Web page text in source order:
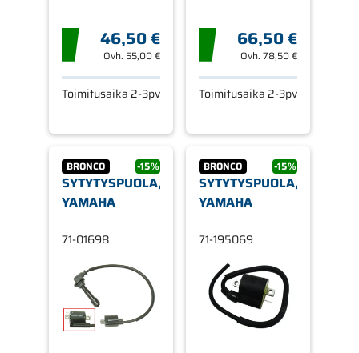
46,50 €
Ovh. 55,00 €
Toimitusaika 2-3pv
66,50 €
Ovh.78,50 €
Toimitusaika 2-3pv
BRONCO -15%
SYTYTYSPUOLA,
YAMAHA
71-01698
BRONCO -15%
SYTYTYSPUOLA,
YAMAHA
71-195069